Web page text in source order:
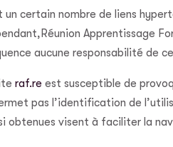
certain nombre de liens
Apprentissage
aucune responsabilité de
raf.re est susceptible de
pas l’identification de
obtenues visent à faciliter la